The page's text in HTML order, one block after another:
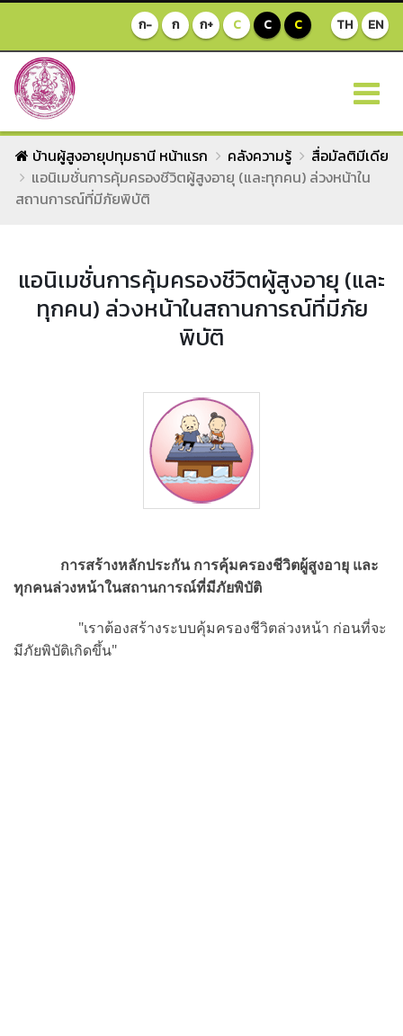
TH EN
ก- ก ก+ C C C
บ้านผู้สูงอายุปทุมธานี หน้าแรก คลังความรู้
สื่อมัลติมีเดีย
แอนิเมชั่นการคุ้มครองชีวิตผู้สูงอายุ (และทุกคน) ล่วงหน้าใน
สถานการณ์ที่มีภัยพิบัติ
แอนิเมชั่นการคุ้มครองชีวิตผู้สูงอายุ (และ
ทุกคน) ล่วงหน้าในสถานการณ์ที่มีภัย
พิบัติ
การสร้างหลักประกัน การคุ้มครองชีวิตผู้สูงอายุ และ
ทุกคนล่วงหน้าในสถานการณ์ที่มีภัยพิบัติ
"เราต้องสร้างระบบคุ้มครองชีวิตล่วงหน้า ก่อนที่จะ
มีภัยพิบัติเกิดขึ้น"